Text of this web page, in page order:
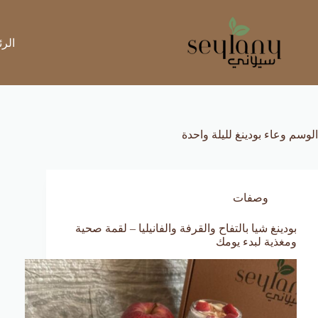
الوسم وعاء بودينغ لليلة واحدة
وصفات
بودينغ شيا بالتفاح والقرفة والفانيليا – لقمة صحية
ومغذية لبدء يومك